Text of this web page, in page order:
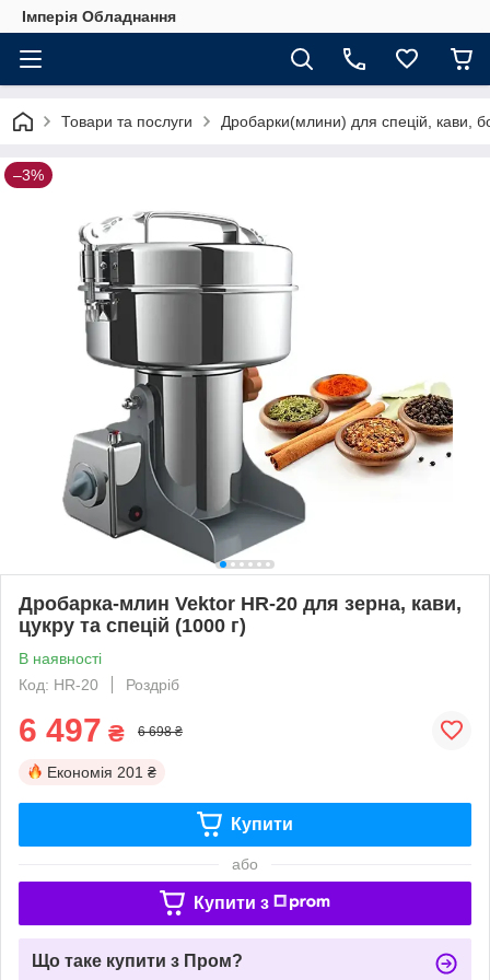
Імперія Обладнання
Товари та послуги Дробарки(млини) для спецій, кави,
–3%
Дробарка-млин Vektor HR-20 для зерна, кави,
цукру та спецій (1000 г)
В наявності
Код: HR-20
Роздріб
6 497 ₴ 6 698 ₴
Економія 201 ₴
Купити
або
Купити з
Що таке купити з Пром?